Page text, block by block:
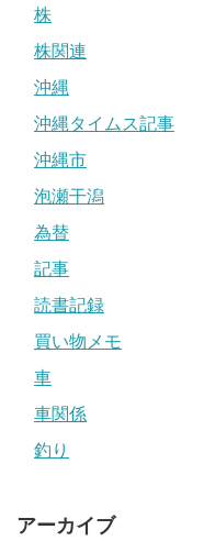
株
株関連
沖縄
沖縄タイムス記事
沖縄市
泡瀬干潟
為替
記事
読書記録
買い物メモ
車
車関係
釣り
アーカイブ